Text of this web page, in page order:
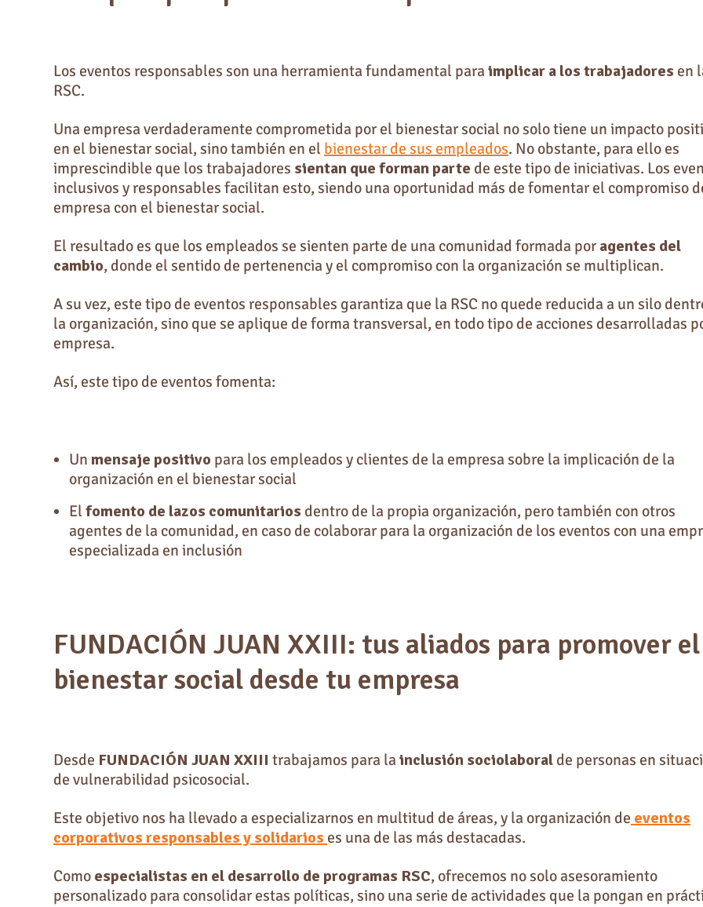
Los eventos responsables son una herramienta fundamental para implicar a los trabajadores en
RSC.
Una empresa verdaderamente comprometida por el bienestar social no solo tiene un impacto
en el bienestar social, sino también en el bienestar de sus empleados. No obstante, para ello es
imprescindible que los trabajadores sientan que forman parte de este tipo de iniciativas. Los
inclusivos y responsables facilitan esto, siendo una oportunidad más de fomentar el compromiso
empresa con el bienestar social.
El resultado es que los empleados se sienten parte de una comunidad formada por agentes del
cambio, donde el sentido de pertenencia y el compromiso con la organización se multiplican.
A su vez, este tipo de eventos responsables garantiza que la RSC no quede reducida a un silo
la organización, sino que se aplique de forma transversal, en todo tipo de acciones desarrolladas
empresa.
Así, este tipo de eventos fomenta:
Un mensaje positivo para los empleados y clientes de la empresa sobre la implicación de la
organización en el bienestar social
Elfomento de lazos comunitarios dentro de la propia organización, pero también con otros
agentes de la comunidad, en caso de colaborar para la organización de los eventos con una
especializada en inclusión
FUNDACIÓN JUAN XXIII: tus aliados para promover el
bienestar social desde tu empresa
Desde FUNDACIÓN JUAN XXIII trabajamos para la inclusión sociolaboral de personas en
de vulnerabilidad psicosocial.
Este objetivo nos ha llevado a especializarnos en multitud de áreas, y la organización de eventos
corporativos responsables y solidarios es una de las más destacadas.
Como especialistas en el desarrollo de programas RSC, ofrecemos no solo asesoramiento
personalizado para consolidar estas políticas, sino una serie de actividades que la pongan en